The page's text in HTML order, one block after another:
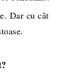
Dar cu cât